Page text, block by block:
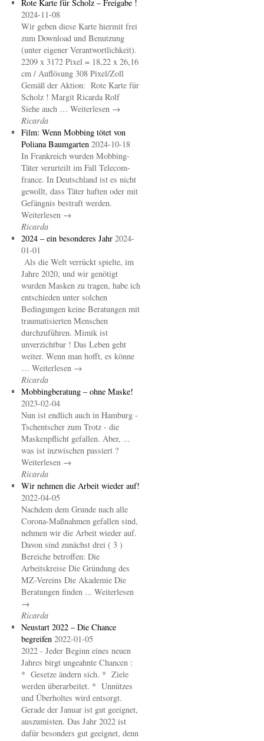
Rote Karte für Scholz – Freigabe !
2024-11-08
Wir geben diese Karte hiermit frei
zum Download und Benutzung
(unter eigener Verantwortlichkeit).
2209 x 3172 Pixel = 18,22 x 26,16
cm / Auflösung 308 Pixel/Zoll
Gemäß der Aktion: Rote Karte für
Scholz ! Margit Ricarda Rolf
Siehe auch … Weiterlesen →
Ricarda
Film: Wenn Mobbing tötet von
Poliana Baumgarten 2024-10-18
In Frankreich wurden Mobbing-
Täter verurteilt im Fall Telecom-
france. In Deutschland ist es nicht
gewollt, dass Täter haften oder mit
Gefängnis bestraft werden.
Weiterlesen →
Ricarda
2024 – ein besonderes Jahr 2024-
01-01
Als die Welt verrückt spielte, im
Jahre 2020, und wir genötigt
wurden Masken zu tragen, habe ich
entschieden unter solchen
Bedingungen keine Beratungen mit
traumatisierten Menschen
durchzuführen. Mimik ist
unverzichtbar ! Das Leben geht
weiter. Wenn man hofft, es könne
… Weiterlesen →
Ricarda
Mobbingberatung – ohne Maske!
2023-02-04
Nun ist endlich auch in Hamburg -
Tschentscher zum Trotz - die
Maskenpflicht gefallen. Aber, ...
was ist inzwischen passiert ?
Weiterlesen →
Ricarda
Wir nehmen die Arbeit wieder auf!
2022-04-05
Nachdem dem Grunde nach alle
Corona-Maßnahmen gefallen sind,
nehmen wir die Arbeit wieder auf.
Davon sind zunächst drei ( 3 )
Bereiche betroffen: Die
Arbeitskreise Die Gründung des
MZ-Vereins Die Akademie Die
Beratungen finden ... Weiterlesen
→
Ricarda
Neustart 2022 – Die Chance
begreifen 2022-01-05
2022 - Jeder Beginn eines neuen
Jahres birgt ungeahnte Chancen :
* Gesetze ändern sich. * Ziele
werden überarbeitet. * Unnützes
und Überholtes wird entsorgt.
Gerade der Januar ist gut geeignet,
auszumisten. Das Jahr 2022 ist
dafür besonders gut geeignet, denn